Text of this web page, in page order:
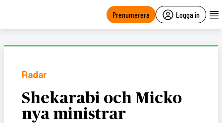
Prenumerera Logga in
Radar
Shekarabi och Micko
nya ministrar